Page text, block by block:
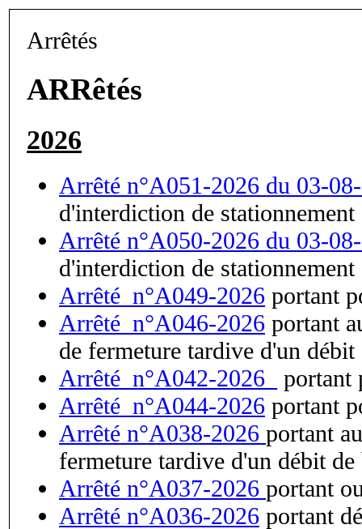
Arrêtés
ARRêtés
2026
Arrêté n°A051-2026 du 03-
d'interdiction de stationnement
Arrêté n°A050-2026 du 03-
d'interdiction de stationnement
Arrêté_n°A049-2026 portant
Arrêté_n°A046-2026 portant
de fermeture tardive d'un débit
Arrêté_n°A042-2026_
portant
Arrêté_n°A044-2026 portant
Arrêté n°A038-2026 portant
fermeture tardive d'un débit de
Arrêté n°A037-2026 portant
Arrêté n°A036-2026 portant